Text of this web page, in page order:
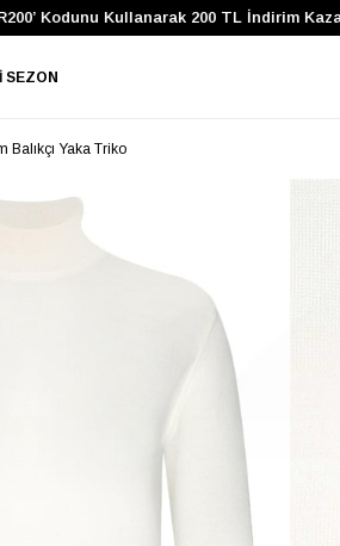
Kodunu Kullanarak 200 TL İndirim Kazan
SEZON
Balıkçı Yaka Triko